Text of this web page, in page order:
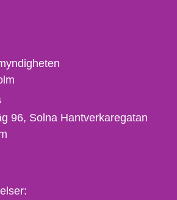
96, Solna Hantverkaregatan